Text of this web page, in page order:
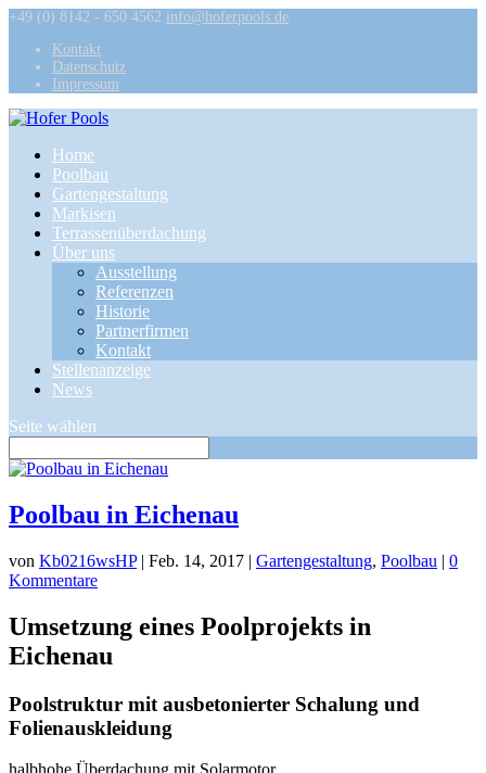
+49 (0) 8142 - 650 4562 info@hoferpools.de
Kontakt
Datenschutz
Impressum
Home
Poolbau
Gartengestaltung
Markisen
Terrassenüberdachung
Über uns
Ausstellung
Referenzen
Historie
Partnerfirmen
Kontakt
Stellenanzeige
News
Seite wählen
Poolbau in Eichenau
von Kb0216wsHP| Feb. 14, 2017 | Gartengestaltung, Poolbau | 0
Kommentare
Umsetzung eines Poolprojekts in
Eichenau
Poolstruktur mit ausbetonierter Schalung und
Folienauskleidung